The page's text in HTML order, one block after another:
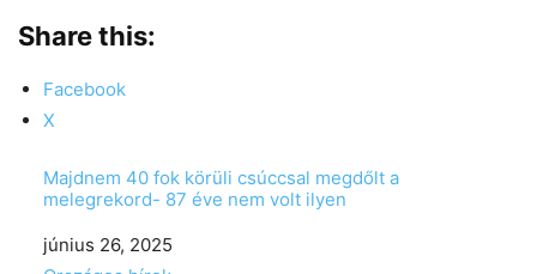
Share this:
Facebook
X
Majdnem 40 fok körüli csúccsal megdőlt a
melegrekord- 87 éve nem volt ilyen
Date
június 26, 2025